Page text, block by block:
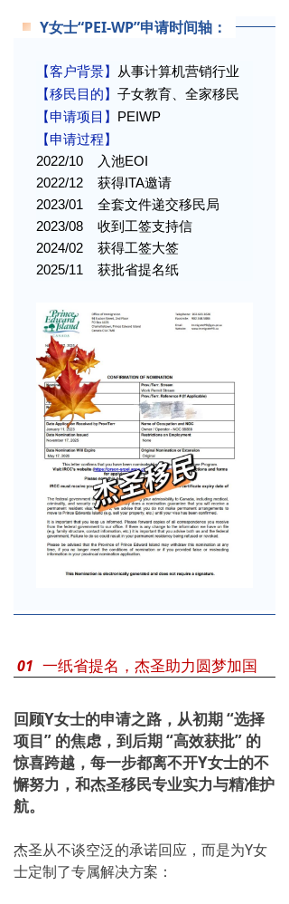
Y女士“PEI-WP”申请时间轴：
【客户背景】
从事计算机营销行业
【移民目的】 子女教育、全家移民
【申请项目】 PEIWP
【申请过程】
2022/10 入池EOI
2022/12 获得ITA邀请
2023/01 全套文件递交移民局
2023/08 收到工签支持信
2024/02 获得工签大签
2025/11 获批省提名纸
01 一纸省提名，杰圣助力圆梦加国
回顾Y女士的申请之路，从初期 “选择
项目” 的焦虑，到后期 “高效获批” 的
惊喜跨越，每一步都离不开Y女士的不
懈努力，和杰圣移民专业实力与精准护
航。
杰圣从不谈空泛的承诺回应，而是为Y女
士定制了专属解决方案：